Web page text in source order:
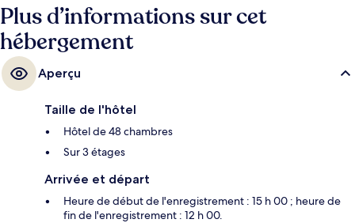
Plus d’informations sur cet
hébergement
Aperçu
Taille de l'hôtel
Hôtel de 48 chambres
Sur 3 étages
Arrivée et départ
Heure de début de l'enregistrement : 15 h 00 ; heure de
fin de l'enregistrement : 12 h 00.